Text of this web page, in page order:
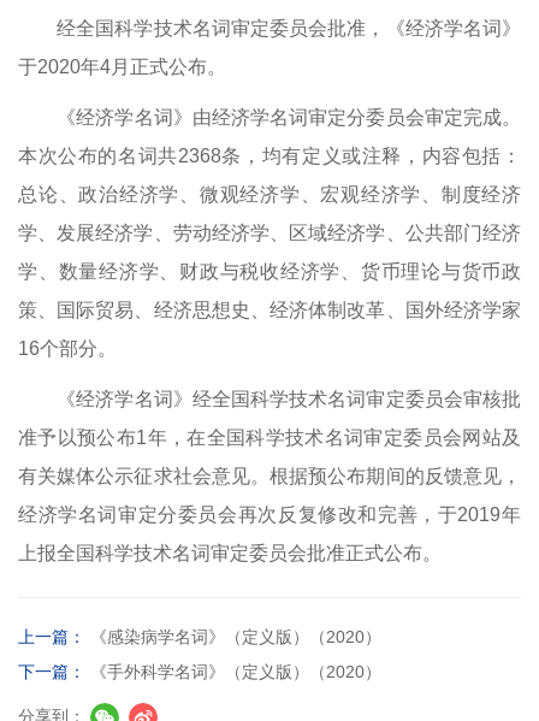
经全国科学技术名词审定委员会批准，《经济学名词》
于2020年4月正式公布。
《经济学名词》由经济学名词审定分委员会审定完成。
本次公布的名词共2368条，均有定义或注释，内容包括：
总论、政治经济学、微观经济学、宏观经济学、制度经济
学、发展经济学、劳动经济学、区域经济学、公共部门经济
学、数量经济学、财政与税收经济学、货币理论与货币政
策、国际贸易、经济思想史、经济体制改革、国外经济学家
16个部分。
《经济学名词》经全国科学技术名词审定委员会审核批
准予以预公布1年，在全国科学技术名词审定委员会网站及
有关媒体公示征求社会意见。根据预公布期间的反馈意见，
经济学名词审定分委员会再次反复修改和完善，于2019年
上报全国科学技术名词审定委员会批准正式公布。
上一篇：
《感染病学名词》（定义版）（2020）
下一篇：
《手外科学名词》（定义版）（2020）
分享到：